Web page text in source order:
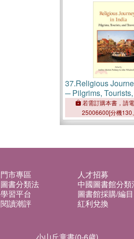
37.Religious
─ Pilgrims,
Travelers
若需訂購本書，請
25006600[分機130
門市專區 人才招募
圖書分類法 中國圖書館分類
學習平台 圖書館採購/編目
閱讀潮評 紅利兌換
小山丘童書(0-6歲)